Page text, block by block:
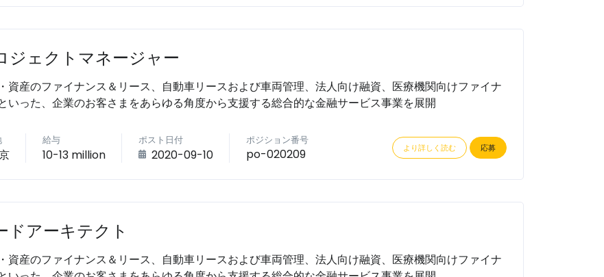
ジェクトマネージャー
資産のファイナンス＆リース、自動車リースおよび車両管理、法人向け融資、医療機関向けファイナ
いった、企業のお客さまをあらゆる角度から支援する総合的な金融サービス事業を展開
給与
10-13 million
ポスト日付
2020-09-10
ポジション番号
po-020209 より詳しく読む 応募
ドアーキテクト
資産のファイナンス＆リース、自動車リースおよび車両管理、法人向け融資、医療機関向けファイナ